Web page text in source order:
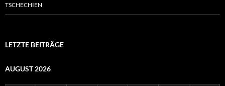
TSCHECHIEN
LETZTE BEITRÄGE
AUGUST 2026